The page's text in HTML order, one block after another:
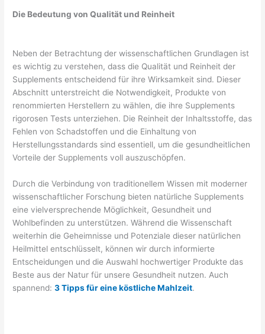
Die Bedeutung von Qualität und Reinheit
Neben der Betrachtung der wissenschaftlichen Grundlagen ist
es wichtig zu verstehen, dass die Qualität und Reinheit der
Supplements entscheidend für ihre Wirksamkeit sind. Dieser
Abschnitt unterstreicht die Notwendigkeit, Produkte von
renommierten Herstellern zu wählen, die ihre Supplements
rigorosen Tests unterziehen. Die Reinheit der Inhaltsstoffe, das
Fehlen von Schadstoffen und die Einhaltung von
Herstellungsstandards sind essentiell, um die gesundheitlichen
Vorteile der Supplements voll auszuschöpfen.
Durch die Verbindung von traditionellem Wissen mit moderner
wissenschaftlicher Forschung bieten natürliche Supplements
eine vielversprechende Möglichkeit, Gesundheit und
Wohlbefinden zu unterstützen. Während die Wissenschaft
weiterhin die Geheimnisse und Potenziale dieser natürlichen
Heilmittel entschlüsselt, können wir durch informierte
Entscheidungen und die Auswahl hochwertiger Produkte das
Beste aus der Natur für unsere Gesundheit nutzen. Auch
spannend:3 Tipps für eine köstliche Mahlzeit.